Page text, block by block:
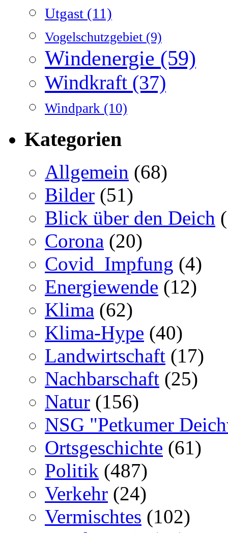
Utgast (11)
Vogelschutzgebiet (9)
Windenergie (59)
Windkraft (37)
Windpark (10)
Kategorien
Allgemein (68)
Bilder (51)
Blick über den Deich
Corona (20)
Covid_Impfung (4)
Energiewende (12)
Klima (62)
Klima-Hype (40)
Landwirtschaft (17)
Nachbarschaft (25)
Natur (156)
NSG "Petkumer
Ortsgeschichte (61)
Politik (487)
Verkehr (24)
Vermischtes (102)